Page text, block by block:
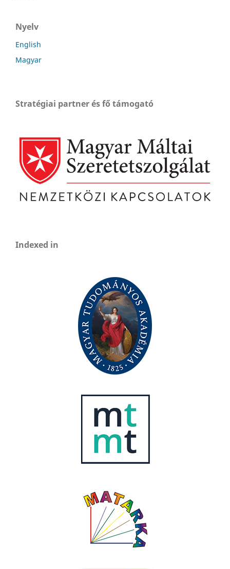
Nyelv
English
Magyar
Stratégiai partner és fő támogató
Indexed in